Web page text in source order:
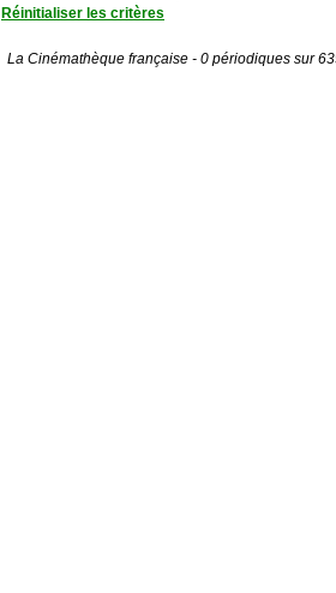
Réinitialiser les critères
La Cinémathèque française - 0 périodiques sur